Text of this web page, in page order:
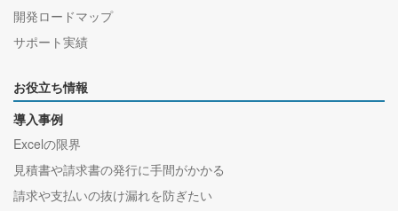
開発ロードマップ
サポート実績
お役立ち情報
導入事例
Excelの限界
見積書や請求書の発行に手間がかかる
請求や支払いの抜け漏れを防ぎたい